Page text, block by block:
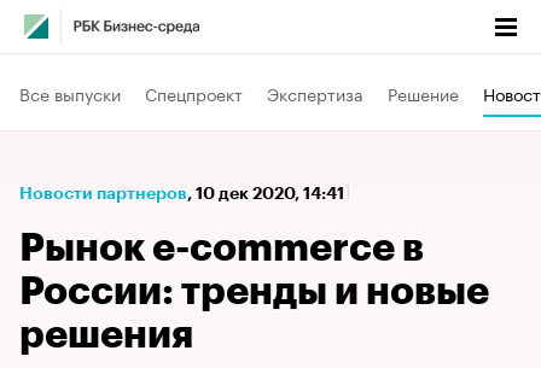
Все выпуски Спецпроект Экспертиза Решение
Новости партнеров⁠, 10 дек 2020, 14:41
Рынок e-commerce в
России: тренды и новые
решения